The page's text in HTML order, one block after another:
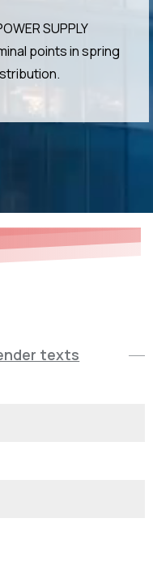
SUPPLY
points in spring
texts